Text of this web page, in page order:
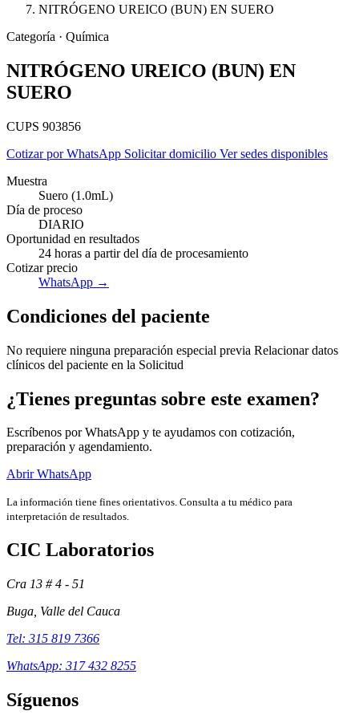
Empresas
NITRÓGENO UREICO (BUN) EN SUERO
Categoría · Química
NITRÓGENO UREICO (BUN) EN
SUERO
CUPS 903856
Cotizar por WhatsApp Solicitar domicilio Ver sedes disponibles
Muestra
Suero (1.0mL)
Día de proceso
DIARIO
Oportunidad en resultados
24 horas a partir del día de procesamiento
Cotizar precio
WhatsApp →
Condiciones del paciente
No requiere ninguna preparación especial previa Relacionar datos
clínicos del paciente en la Solicitud
¿Tienes preguntas sobre este examen?
Escríbenos por WhatsApp y te ayudamos con cotización,
preparación y agendamiento.
Abrir WhatsApp
La información tiene fines orientativos. Consulta a tu médico para
interpretación de resultados.
CIC Laboratorios
Cra 13 # 4 - 51
Buga, Valle del Cauca
Tel: 315 819 7366
WhatsApp: 317 432 8255
Síguenos